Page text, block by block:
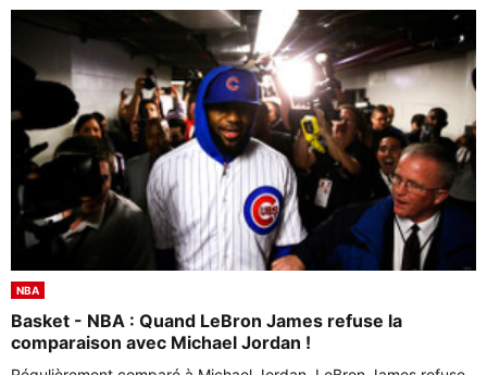
NBA
Basket - NBA : Quand LeBron James refuse la
comparaison avec Michael Jordan !